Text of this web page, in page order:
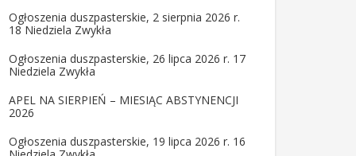
Ogłoszenia duszpasterskie, 2 sierpnia 2026 r.
18 Niedziela Zwykła
Ogłoszenia duszpasterskie, 26 lipca 2026 r. 17
Niedziela Zwykła
APEL NA SIERPIEŃ – MIESIĄC ABSTYNENCJI
2026
Ogłoszenia duszpasterskie, 19 lipca 2026 r. 16